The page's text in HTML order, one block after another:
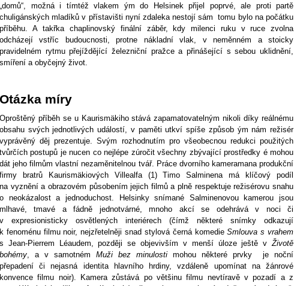
„domů“, možná i tímtéž vlakem ým do Helsinek přijel poprvé, ale proti partě
chuligánských mladíků v přístavišti nyní zdaleka nestojí sám tomu bylo na počátku
příběhu. A takřka chaplinovský finální záběr, kdy milenci ruku v ruce zvolna
odcházejí vstříc budoucnosti, protne nákladní vlak, v neměnném a stoicky
pravidelném rytmu přejíždějící železniční pražce a přinášející s sebou uklidnění,
smíření a obyčejný život.
Otázka míry
Oproštěný příběh se u Kaurismäkiho stává zapamatovatelným nikoli díky reálnému
obsahu svých jednotlivých událostí, v paměti utkví spíše způsob ým nám režisér
vyprávěný děj prezentuje. Svým rozhodnutím pro všeobecnou redukci použitých
tvůrčích postupů je nucen co nejlépe zúročit všechny zbývající prostředky é mohou
dát jeho filmům vlastní nezaměnitelnou tvář. Práce dvorního kameramana produkční
firmy bratrů Kaurismäkiových Villealfa (1) Timo Salminena má klíčový podíl
na vyznění a obrazovém působením jejich filmů a plně respektuje režisérovu snahu
o neokázalost a jednoduchost. Helsinky snímané Salminenovou kamerou jsou
mlhavé, tmavé a fádně jednotvárné, mnoho akcí se odehrává v noci či
v expresionisticky osvětlených interiérech (čímž některé snímky odkazují
k fenoménu filmu noir, nejzřetelněji snad stylová černá komedieSmlouva s vrahem
s Jean-Pierrem Léaudem, později se objevivším v menší úloze ještě vŽivotě
bohémy, a v samotném Muži bez minulosti mohou některé prvky je noční
přepadení či nejasná identita hlavního hrdiny, vzdáleně upomínat na žánrové
konvence filmu noir). Kamera zůstává po většinu filmu nevtíravě v pozadí a z